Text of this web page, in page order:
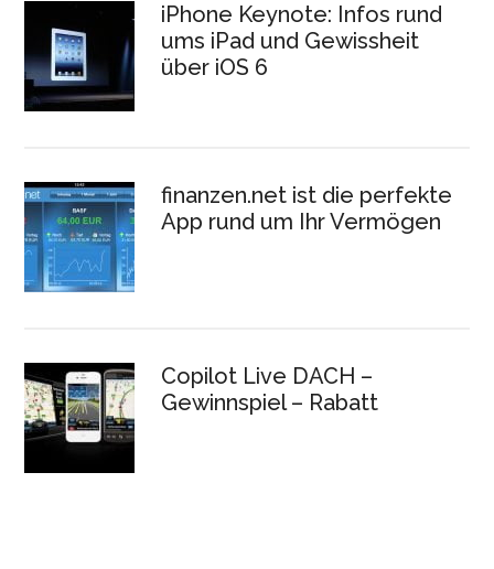
iPhone Keynote: Infos rund
ums iPad und Gewissheit
über iOS 6
finanzen.net ist die perfekte
App rund um Ihr Vermögen
Copilot Live DACH –
Gewinnspiel – Rabatt